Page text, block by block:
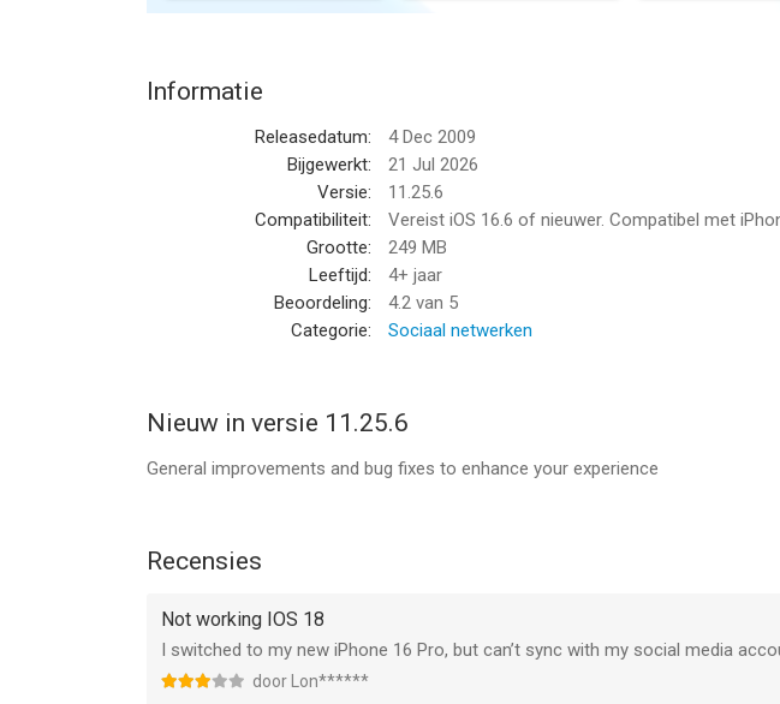
CONTACTFOTO SYNCHRONISATIE
SLIMME CONTACTTOOLS
Voeg dubbele contacten samen
Maak met één tik een back-up van je adresboek
SNEL & BETROUWBAAR
Geoptimaliseerd voor iOS met lichte prestaties
Realtime bellerherkenning zonder onnodig batterijverbruik
WAAROM MILJOENEN VOOR SYNC.ME KIEZEN
• Echte contactfoto’s
• Nummer opzoeken met één tik
• Schonere en beter bijgewerkte contacten
• Gebruik zonder advertenties
• Contactsynchronisatie op de achtergrond
• Geavanceerde spambescherming
• Voorrang bij ondersteuning
Informatie
Releasedatum:
4 Dec 2009
Bijgewerkt:
21 Jul 2026
Versie:
11.25.6
Compatibiliteit:
Vereist iOS 16.6 of nieuwer. Compatibel met
Grootte:
249 MB
Leeftijd:
4+ jaar
Beoordeling:
4.2 van 5
Categorie:
Sociaal netwerken
Nieuw in versie 11.25.6
General improvements and bug fixes to enhance your experience
Recensies
Not working IOS 18
I switched to my new iPhone 16 Pro, but can’t sync with my social media
door Lon******